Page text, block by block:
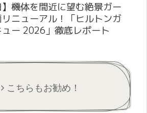
】機体を間近に望む絶景ガー
ニューアル！「ヒルトンガ
ー 2026」徹底レポート
こちらもお勧め！